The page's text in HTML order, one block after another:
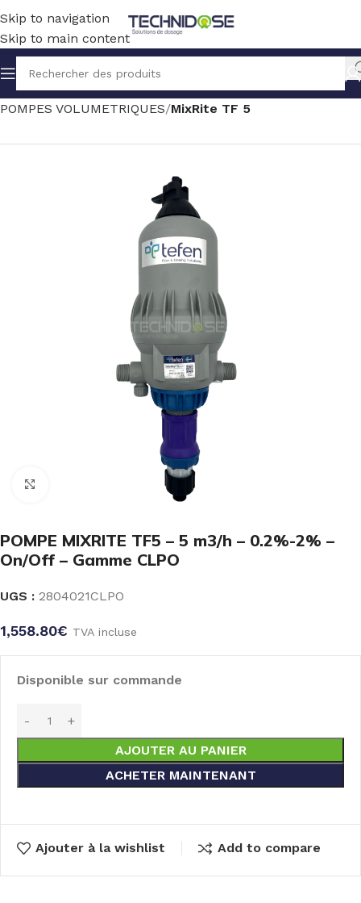
Skip to navigation
Skip to main content
Accueil TRAITEMENT EAU DOSAGE
POMPES VOLUMETRIQUES MixRite TF 5
POMPE MIXRITE TF5 – 5 m3/h – 0.2%-2% –
On/Off – Gamme CLPO
UGS : 2804021CLPO
1,558.80€ TVA incluse
Disponible sur commande
AJOUTER AU PANIER
ACHETER MAINTENANT
Ajouter à la wishlist Add to compare